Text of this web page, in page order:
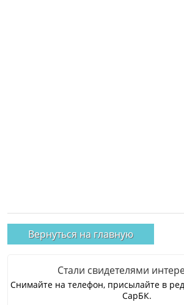
Вернуться на главную
Стали свидетелями
Снимайте на телефон, присылайте в
СарБК.